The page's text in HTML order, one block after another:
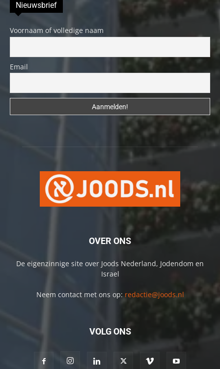
Nieuwsbrief
Voornaam of volledige naam
Email
OVER ONS
De eigenzinnige site over Joods Nederland, Jodendom en
Israel
Neem contact met ons op: redactie@joods.nl
VOLG ONS